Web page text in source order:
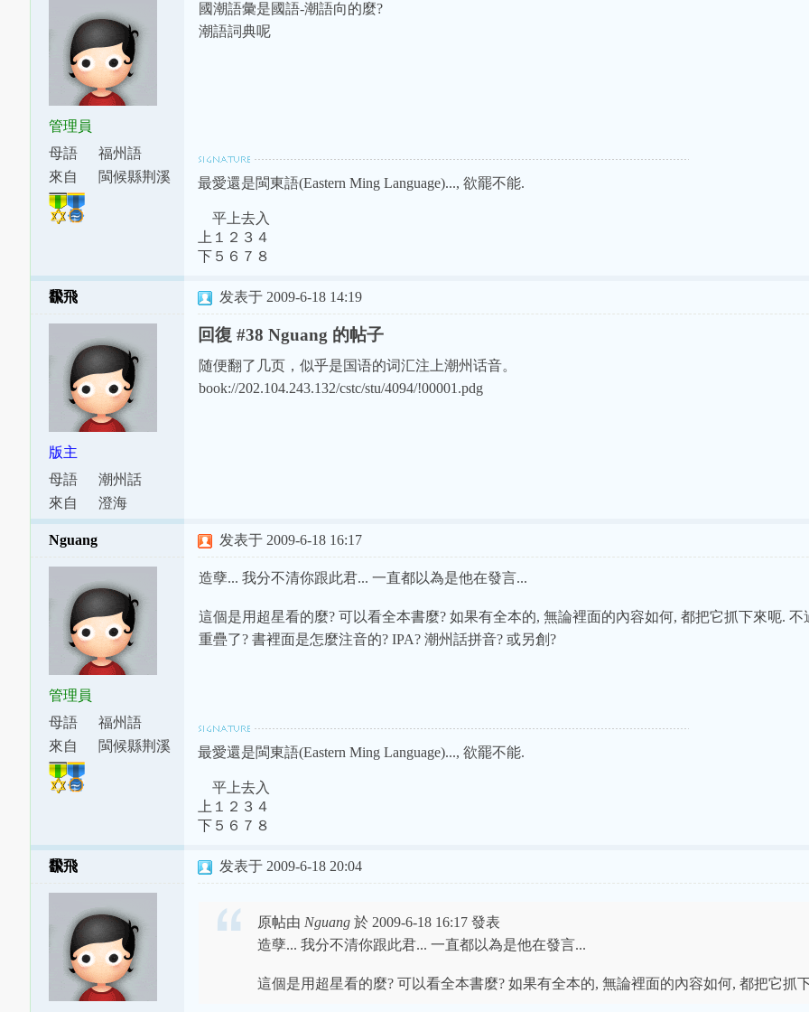
管理員
母語
福州語
來自
閩候縣荆溪
國潮語彙是國語-潮語向的麼?
潮語詞典呢
最愛還是閩東語(Eastern Ming Language)..., 欲罷不能.
平上去入
上１２３４
下５６７８
飜飛
版主
母語
潮州話
來自
澄海
发表于 2009-6-18 14:19
回復 #38 Nguang 的帖子
随便翻了几页，似乎是国语的词汇注上潮州话音。
book://202.104.243.132/cstc/stu/4094/!00001.pdg
Nguang
管理員
母語
福州語
來自
閩候縣荆溪
发表于 2009-6-18 16:17
造孽... 我分不清你跟此君... 一直都以為是他在發言...
這個是用超星看的麼? 可以看全本書麼? 如果有全本的, 無論裡面的內容如何, 都把它抓下來呃.
重疊了? 書裡面是怎麼注音的? IPA? 潮州話拼音? 或另創?
最愛還是閩東語(Eastern Ming Language)..., 欲罷不能.
平上去入
上１２３４
下５６７８
飜飛 发表于 2009-6-18 20:04
原帖由 Nguang於 2009-6-18 16:17 發表
造孽... 我分不清你跟此君... 一直都以為是他在發言...
這個是用超星看的麼? 可以看全本書麼? 如果有全本的, 無論裡面的內容如何, 都把它抓